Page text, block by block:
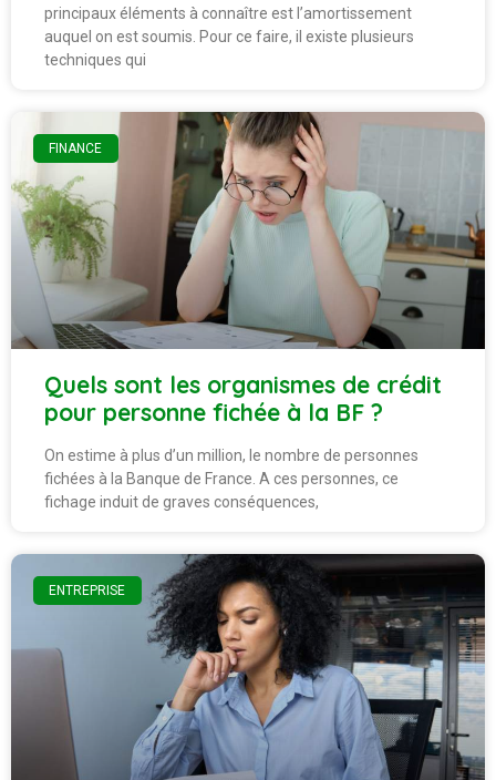
principaux éléments à connaître est l’amortissement
auquel on est soumis. Pour ce faire, il existe plusieurs
techniques qui
FINANCE
Quels sont les organismes de crédit
pour personne fichée à la BF ?
On estime à plus d’un million, le nombre de personnes
fichées à la Banque de France. A ces personnes, ce
fichage induit de graves conséquences,
ENTREPRISE